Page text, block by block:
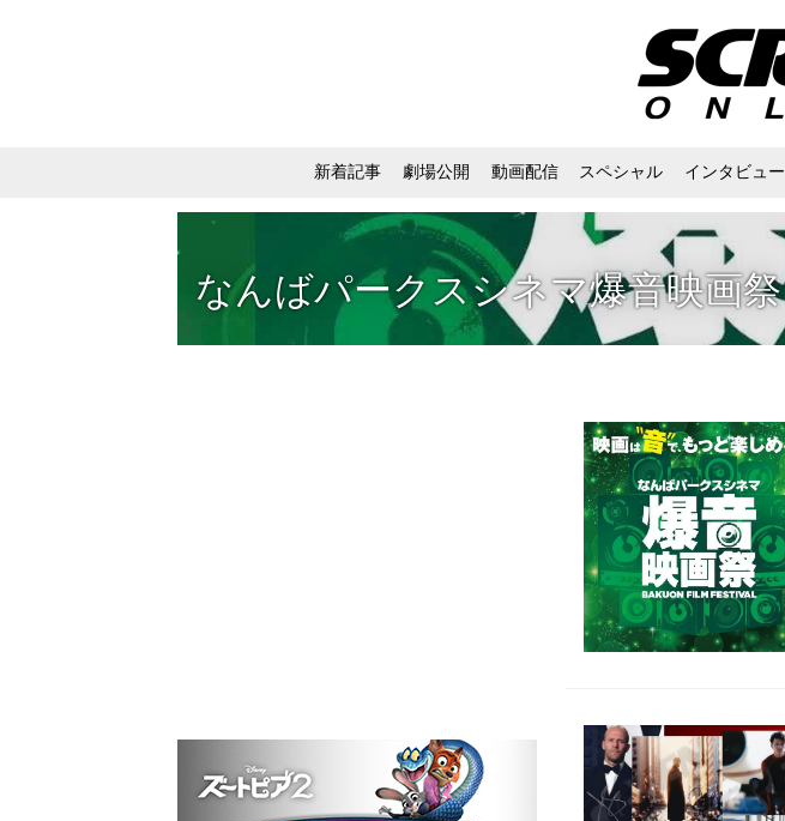
新着記事 劇場公開 動画配信 スペシャル インタビュー
なんばパークスシネマ爆音映画祭